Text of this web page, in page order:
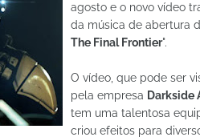
agosto e o novo vídeo
da música de abertura
The Final Frontier".
O vídeo, que pode ser
pela empresa Darkside
tem uma talentosa
criou efeitos para